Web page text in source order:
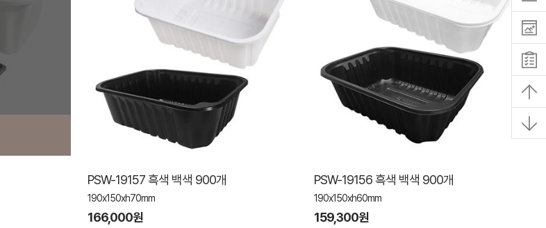
PSW-19157 흑색 백색 900개
190x150xh70mm
166,000원
PSW-19156 흑색 백색 900개
190x150xh60mm
159,300원